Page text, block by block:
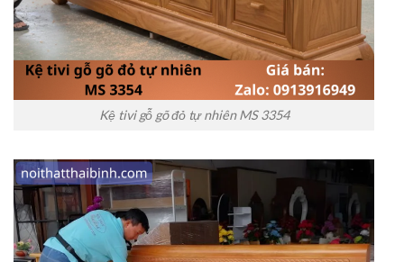
Kệ tivi gỗ gõ đỏ tự nhiên MS 3354